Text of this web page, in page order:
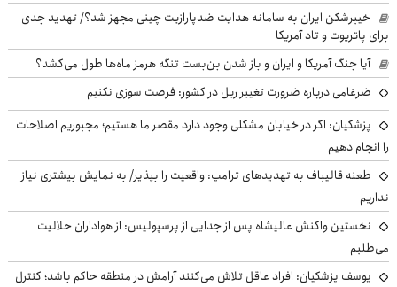
خیبرشکن ایران به سامانه هدایت ضدپارازیت چینی مجهز شد؟/ تهدید جدی
برای پاتریوت و تاد آمریکا
آیا جنگ آمریکا و ایران و باز شدن بن‌بست تنگه هرمز ماه‌ها طول می‌کشد؟
ضرغامی درباره ضرورت تغییر ریل در کشور: فرصت سوزی نکنیم
پزشکیان: اگر در خیابان مشکلی وجود دارد مقصر ما هستیم؛ مجبوریم اصلاحات
را انجام دهیم
طعنه قالیباف به تهدیدهای ترامپ: واقعیت را بپذیر/ به نمایش بیشتری نیاز
نداریم
نخستین واکنش عالیشاه پس از جدایی از پرسپولیس: از هواداران حلالیت
می‌طلبم
یوسف پزشکیان: افراد عاقل تلاش می‌کنند آرامش در منطقه حاکم باشد؛ کنترل